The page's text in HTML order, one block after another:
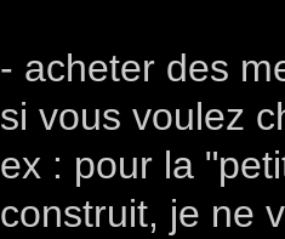
- acheter des
si vous voulez
ex : pour la
construit, je ne